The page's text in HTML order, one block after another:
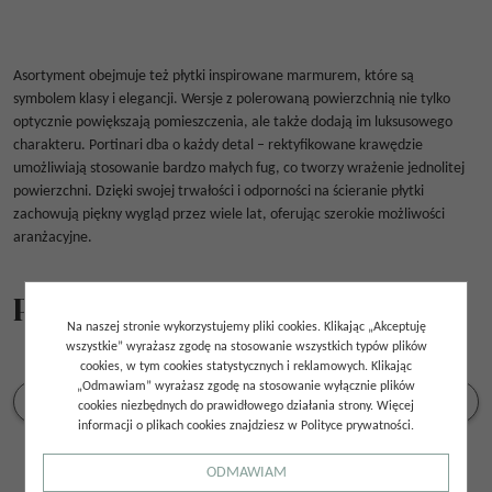
Asortyment obejmuje też płytki inspirowane marmurem, które są
symbolem klasy i elegancji. Wersje z polerowaną powierzchnią nie tylko
optycznie powiększają pomieszczenia, ale także dodają im luksusowego
charakteru. Portinari dba o każdy detal – rektyfikowane krawędzie
umożliwiają stosowanie bardzo małych fug, co tworzy wrażenie jednolitej
powierzchni. Dzięki swojej trwałości i odporności na ścieranie płytki
zachowują piękny wygląd przez wiele lat, oferując szerokie możliwości
aranżacyjne.
Producenci
Na naszej stronie wykorzystujemy pliki cookies. Klikając „Akceptuję
wszystkie” wyrażasz zgodę na stosowanie wszystkich typów plików
cookies, w tym cookies statystycznych i reklamowych. Klikając
„Odmawiam” wyrażasz zgodę na stosowanie wyłącznie plików
cookies niezbędnych do prawidłowego działania strony. Więcej
informacji o plikach cookies znajdziesz w Polityce prywatności.
ODMAWIAM